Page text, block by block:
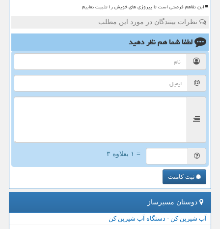
این تفاهم فرصتی است تا پیروزی های خویش را تثبیت نماییم
نظرات بینندگان در مورد این مطلب
لطفا شما همنظر دهید
= ۱ بعلاوه ۳
ثبت کامنت
دوستان مسیرساز
آب شیرین کن - دستگاه آب شیرین کن